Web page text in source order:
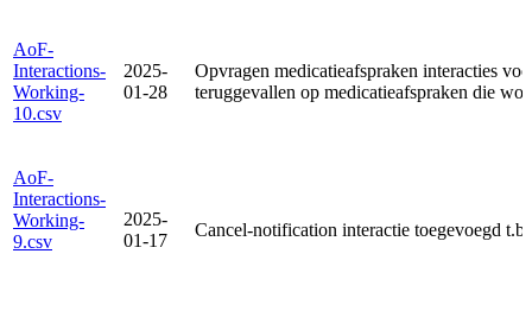
AoF-
Interactions-
Working-
10.csv
2025-
01-28
Opvragen medicatieafspraken interacties
teruggevallen op medicatieafspraken die
AoF-
Interactions-
Working-
9.csv
2025-
01-17
Cancel-notification interactie toegevoegd